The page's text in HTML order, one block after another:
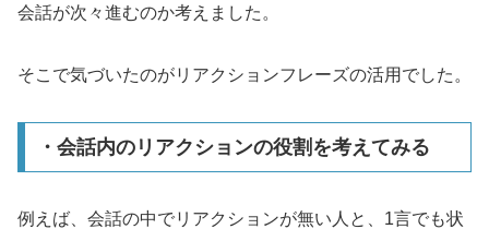
会話が次々進むのか考えました。
そこで気づいたのがリアクションフレーズの活用でした。
・会話内のリアクションの役割を考えてみる
例えば、会話の中でリアクションが無い人と、1言でも状